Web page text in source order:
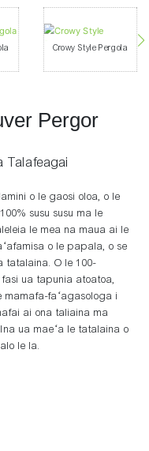
Crowy Style Pergola
Pergor
Talafeagai
o le gaosi oloa, o le
susu susu ma le
le mea na maua ai le
o le papala, o se
tatalaina. O le 100-
ua tapunia atoatoa,
mamafa-faʻagasologa i
ai ona taliaina ma
ua maeʻa le tatalaina o
le la.